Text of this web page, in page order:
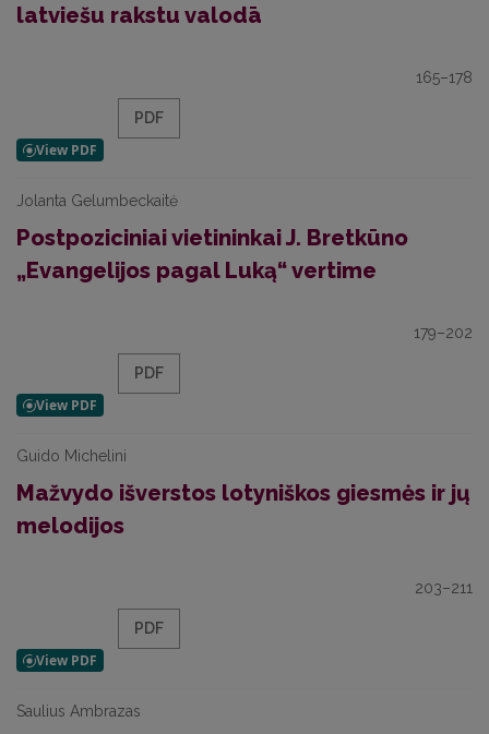
latviešu rakstu valodā
165–178
PDF
Jolanta Gelumbeckaitė
Postpoziciniai vietininkai J. Bretkūno
„Evangelijos pagal Luką“ vertime
179–202
PDF
Guido Michelini
Mažvydo išverstos lotyniškos giesmės ir jų
melodijos
203–211
PDF
Saulius Ambrazas